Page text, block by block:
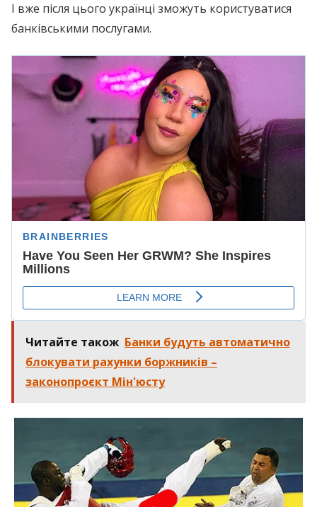
І вже після цього українці зможуть користуватися
банківськими послугами.
Читайте також Банки будуть автоматично
блокувати рахунки боржників –
законопроєкт Мін'юсту